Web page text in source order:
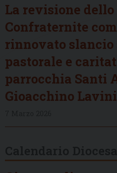
La revisione
Confraternite
rinnovato
pastorale e
parrocchia Santi
Gioacchino